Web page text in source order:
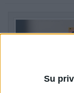
Su